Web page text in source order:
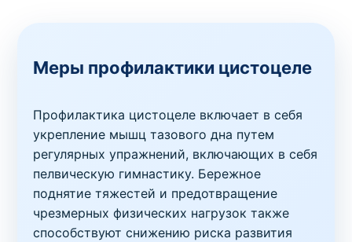
Меры профилактики цистоцеле
Профилактика цистоцеле включает в себя
укрепление мышц тазового дна путем
регулярных упражнений, включающих в себя
пелвическую гимнастику. Бережное
поднятие тяжестей и предотвращение
чрезмерных физических нагрузок также
способствуют снижению риска развития